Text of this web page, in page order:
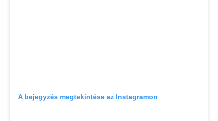
A bejegyzés megtekintése az Instagramon